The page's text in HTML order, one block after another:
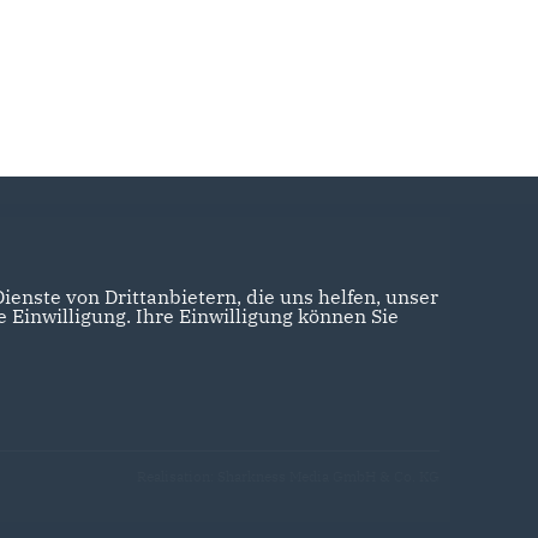
von Drittanbietern, die uns helfen, unser
Einwilligung. Ihre Einwilligung können Sie